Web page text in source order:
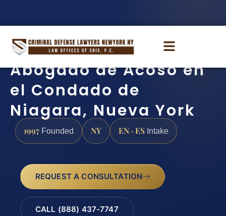
Abogado de Acoso en
el Condado de
Niagara, Nueva York
1997 Founded NY EN · ES Intake
REQUEST A CONSULTATION
CALL (888) 437-7747